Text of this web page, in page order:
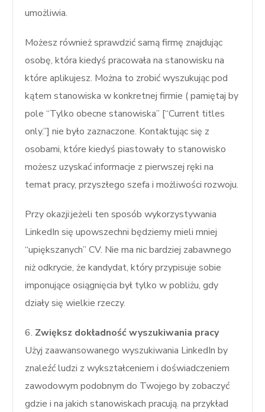
umożliwia.
Możesz również sprawdzić samą firmę znajdując
osobę, która kiedyś pracowała na stanowisku na
które aplikujesz. Można to zrobić wyszukując pod
kątem stanowiska w konkretnej firmie ( pamiętaj by
pole “Tylko obecne stanowiska” [“Current titles
only.”] nie było zaznaczone. Kontaktując się z
osobami, które kiedyś piastowały to stanowisko
możesz uzyskać informacje z pierwszej ręki na
temat pracy, przyszłego szefa i możliwości rozwoju.
Przy okazji:jeżeli ten sposób wykorzystywania
LinkedIn się upowszechni będziemy mieli mniej
“upiększanych” CV. Nie ma nic bardziej zabawnego
niż odkrycie, że kandydat, który przypisuje sobie
imponujące osiągnięcia był tylko w pobliżu, gdy
działy się wielkie rzeczy.
6. Zwiększ dokładność wyszukiwania pracy
Użyj zaawansowanego wyszukiwania LinkedIn by
znaleźć ludzi z wykształceniem i doświadczeniem
zawodowym podobnym do Twojego by zobaczyć
gdzie i na jakich stanowiskach pracują. na przykład